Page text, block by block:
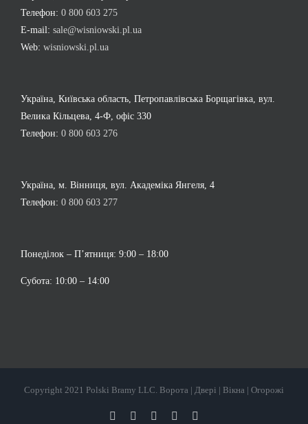
Телефон: 0 800 603 275
E-mail: sale@wisniowski.pl.ua
Web: wisniowski.pl.ua
Україна, Київська область, Петропавлівська Борщагівка, вул.
Велика Кільцева, 4-Ф, офіс 330
Телефон: 0 800 603 276
Україна, м. Вінниця, вул. Академіка Янгеля, 4
Телефон: 0 800 603 277
Понеділок – П’ятниця: 9:00 – 18:00
Субота: 10:00 – 14:00
Copyright 2021 Polski Bramy LLC. Ворота | Двері | Вікна | Огорожі
FacebookYouTubeInstagramLinkedIn